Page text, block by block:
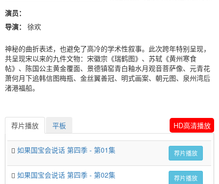
演员：
导演：
徐欢
神秘的曲折表述，也避免了高冷的学术性叙事。此次跨年特别呈现，
共呈现宋以来的九件文物：宋徽宗《瑞鹤图》、苏轼《黄州寒食
帖》、陈国公主黄金覆面、景德镇窑青白釉水月观音菩萨像、元青花
萧何月下追韩信图梅瓶、金丝翼善冠、明式画案、朝元图、泉州湾后
渚港福船。
HD高清播放
荐片播放 平板
如果国宝会说话 第四季 - 第01集 荐片播放
如果国宝会说话 第四季 - 第02集 荐片播放